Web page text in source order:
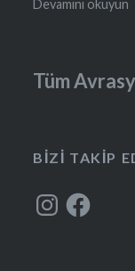
Devamını okuyun
Tüm
BIZI TAKIP
InstagramFacebook